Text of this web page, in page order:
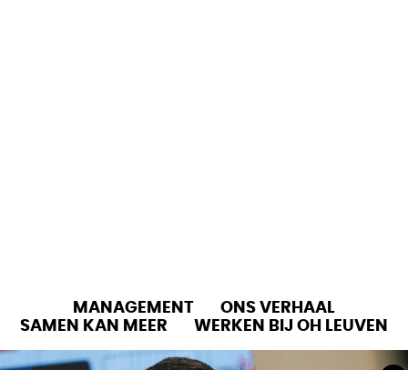
MANAGEMENT
ONS VERHAAL
SAMEN KAN MEER
WERKEN BIJ OH LEUVEN